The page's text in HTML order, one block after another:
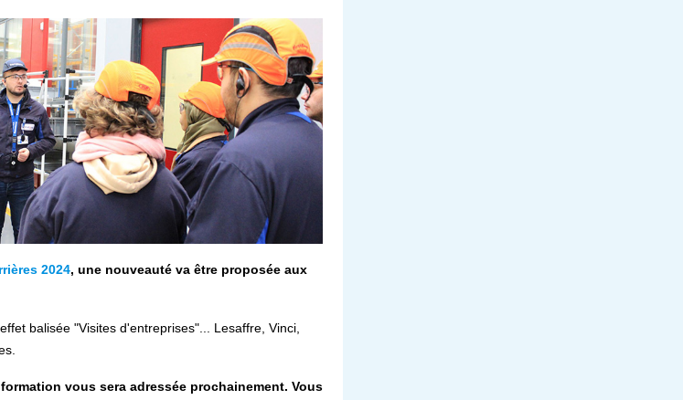
2024, une nouveauté va être proposée aux
balisée "Visites d'entreprises"... Lesaffre, Vinci,
vous sera adressée prochainement. Vous